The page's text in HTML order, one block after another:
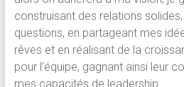
construisant des relations
questions, en partageant mes
rêves et en réalisant de la
pour l’équipe, gagnant ainsi leur
mes capacités de leadership